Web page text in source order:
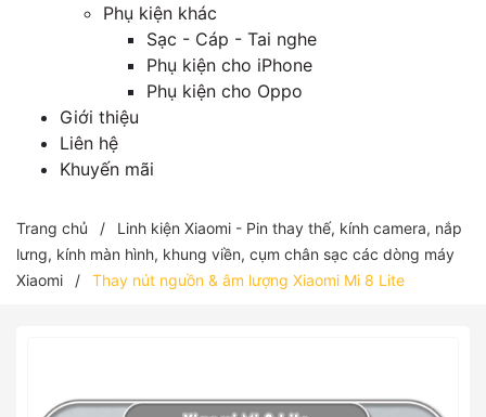
Phụ kiện khác
Sạc - Cáp - Tai nghe
Phụ kiện cho iPhone
Phụ kiện cho Oppo
Giới thiệu
Liên hệ
Khuyến mãi
Trang chủ /
Linh kiện Xiaomi - Pin thay thế, kính camera, nắp
lưng, kính màn hình, khung viền, cụm chân sạc các dòng máy
Xiaomi
/ Thay nút nguồn & âm lượng Xiaomi Mi 8 Lite